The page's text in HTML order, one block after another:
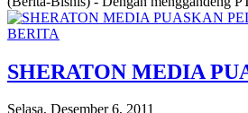
BERITA
SHERATON MEDIA
Selasa, Desember 6, 2011